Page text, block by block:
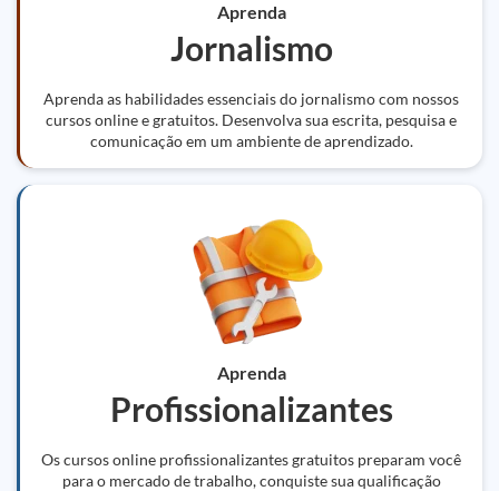
Aprenda
Jornalismo
Aprenda as habilidades essenciais do jornalismo com nossos
cursos online e gratuitos. Desenvolva sua escrita, pesquisa e
comunicação em um ambiente de aprendizado.
Aprenda
Profissionalizantes
Os cursos online profissionalizantes gratuitos preparam você
para o mercado de trabalho, conquiste sua qualificação